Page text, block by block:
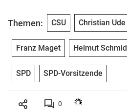
Themen: CSU Christian Ude
Franz Maget Helmut Schmid
SPD SPD-Vorsitzende
0